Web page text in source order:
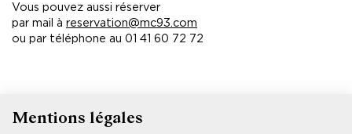
École du soir
Discussion avec Felwine Sarr, Faustin Linyekula, Alice Diop
Vous pouvez aussi réserver
par mail à reservation@mc93.com
ou par téléphone au 01 41 60 72 72
Mentions légales